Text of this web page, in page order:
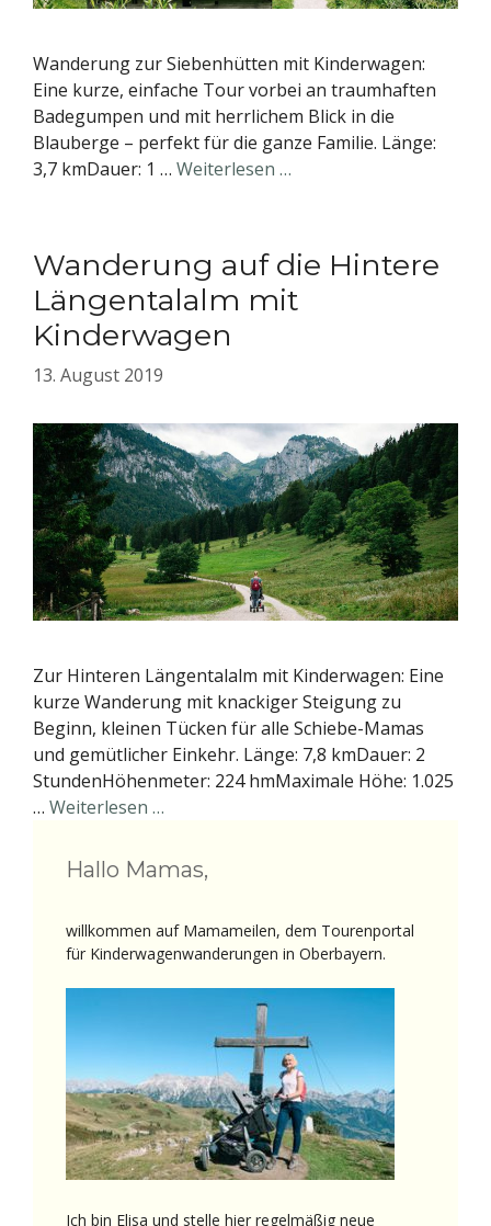
Wanderung zur Siebenhütten mit Kinderwagen:
Eine kurze, einfache Tour vorbei an traumhaften
Badegumpen und mit herrlichem Blick in die
Blauberge – perfekt für die ganze Familie. Länge:
3,7 kmDauer: 1 … Weiterlesen …
Wanderung auf die Hintere
Längentalalm mit
Kinderwagen
13. August 2019
Zur Hinteren Längentalalm mit Kinderwagen: Eine
kurze Wanderung mit knackiger Steigung zu
Beginn, kleinen Tücken für alle Schiebe-Mamas
und gemütlicher Einkehr. Länge: 7,8 kmDauer: 2
StundenHöhenmeter: 224 hmMaximale Höhe: 1.025
… Weiterlesen …
Hallo Mamas,
willkommen auf Mamameilen, dem Tourenportal
für Kinderwagenwanderungen in Oberbayern.
Ich bin Elisa und stelle hier regelmäßig neue